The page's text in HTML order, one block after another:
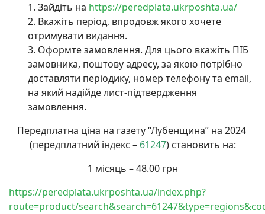
Зайдіть на https://peredplata.ukrposhta.ua/
Вкажіть період, впродовж якого хочете
отримувати видання.
Оформте замовлення. Для цього вкажіть ПІБ
замовника, поштову адресу, за якою потрібно
доставляти періодику, номер телефону та email,
на який надійде лист-підтвердження
замовлення.
Передплатна ціна на газету “Лубенщина” на 2024
(передплатний індекс – 61247) становить на:
1 місяць – 48.00 грн
https://peredplata.ukrposhta.ua/index.php?
route=product/